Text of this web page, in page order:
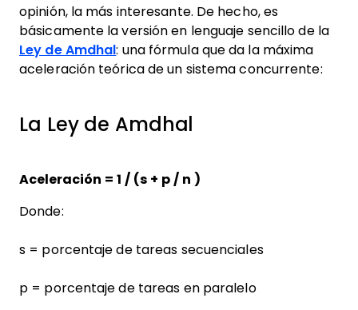
opinión, la más interesante. De hecho, es
básicamente la versión en lenguaje sencillo de la
Ley de Amdhal: una fórmula que da la máxima
aceleración teórica de un sistema concurrente:
La Ley de Amdhal
Aceleración = 1 / (s + p / n )
Donde:
s = porcentaje de tareas secuenciales
p = porcentaje de tareas en paralelo